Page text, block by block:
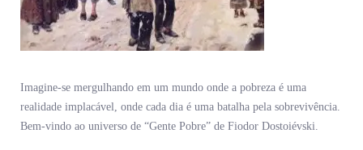
Imagine-se mergulhando em um mundo onde a pobreza é uma
realidade implacável, onde cada dia é uma batalha pela sobrevivência.
Bem-vindo ao universo de “Gente Pobre” de Fiodor Dostoiévski.